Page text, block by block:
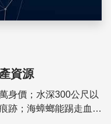
資源
身價；水深300公尺以
跡；海蟑螂能踢走血液